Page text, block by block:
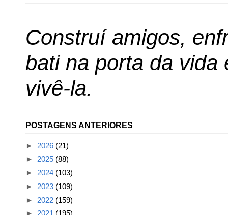
Construí amigos,
bati na porta da vida
vivê-la.
POSTAGENS ANTERIORES
► 2026 (21)
► 2025 (88)
► 2024 (103)
► 2023 (109)
► 2022 (159)